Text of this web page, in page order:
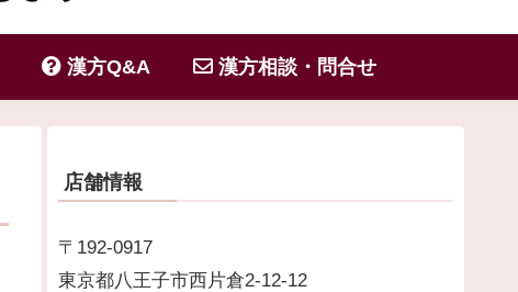
漢方Q&A 漢方相談・問合せ
店舗情報
〒192-0917
東京都八王子市西片倉2-12-12